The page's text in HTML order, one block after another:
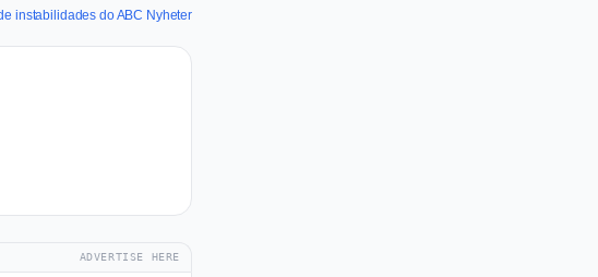
instabilidades do ABC Nyheter
ADVERTISE HERE